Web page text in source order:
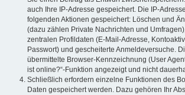
auch Ihre IP-Adresse gespeichert. Die IP-
folgenden Aktionen gespeichert: Löschen und
(dazu zählen Private Nachrichten und
zentralen Profildaten (E-Mail-Adresse,
Passwort) und gescheiterte Anmeldeversuche.
übermittelte Browser-Kennzeichnung (User
ist online?“-Funktion angezeigt und nicht
Schließlich erfordern einzelne Funktionen des
Daten gespeichert werden. Dazu gehören Ihr